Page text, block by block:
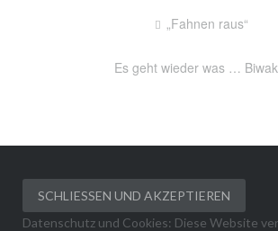
Beitragsnavigation„Fahnen raus“
Es geht wieder was … Biwak
Datenschutz und Cookies: Diese Website